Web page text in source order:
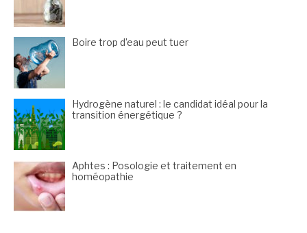
Boire trop d’eau peut tuer
Hydrogène naturel : le candidat idéal pour la
transition énergétique ?
Aphtes : Posologie et traitement en
homéopathie